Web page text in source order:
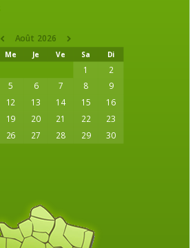
Août 2026
Me Je Ve Sa Di
1
2
5 6 7 8
9
12 13 14 15 16
19 20 21 22 23
26 27 28 29
30